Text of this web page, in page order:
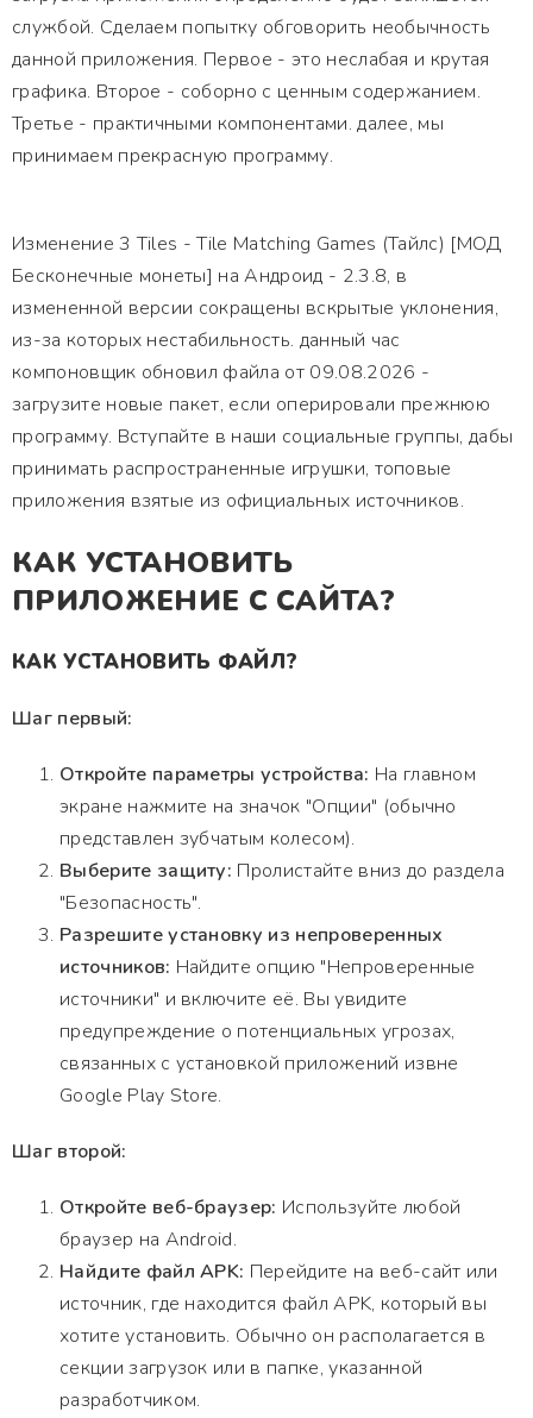
службой. Сделаем попытку обговорить необычность
данной приложения. Первое - это неслабая и крутая
графика. Второе - соборно с ценным содержанием.
Третье - практичными компонентами. далее, мы
принимаем прекрасную программу.
Изменение 3 Tiles - Tile Matching Games (Тайлс) [МОД
Бесконечные монеты] на Андроид - 2.3.8, в
измененной версии сокращены вскрытые уклонения,
из-за которых нестабильность. данный час
компоновщик обновил файла от 09.08.2026 -
загрузите новые пакет, если оперировали прежнюю
программу. Вступайте в наши социальные группы, дабы
принимать распространенные игрушки, топовые
приложения взятые из официальных источников.
КАК УСТАНОВИТЬ
ПРИЛОЖЕНИЕ С САЙТА?
КАК УСТАНОВИТЬ ФАЙЛ?
Шаг первый:
Откройте параметры устройства: На главном
экране нажмите на значок "Опции" (обычно
представлен зубчатым колесом).
Выберите защиту: Пролистайте вниз до раздела
"Безопасность".
Разрешите установку из непроверенных
источников: Найдите опцию "Непроверенные
источники" и включите её. Вы увидите
предупреждение о потенциальных угрозах,
связанных с установкой приложений извне
Google Play Store.
Шаг второй:
Откройте веб-браузер: Используйте любой
браузер на Android.
Найдите файл APK: Перейдите на веб-сайт или
источник, где находится файл APK, который вы
хотите установить. Обычно он располагается в
секции загрузок или в папке, указанной
разработчиком.